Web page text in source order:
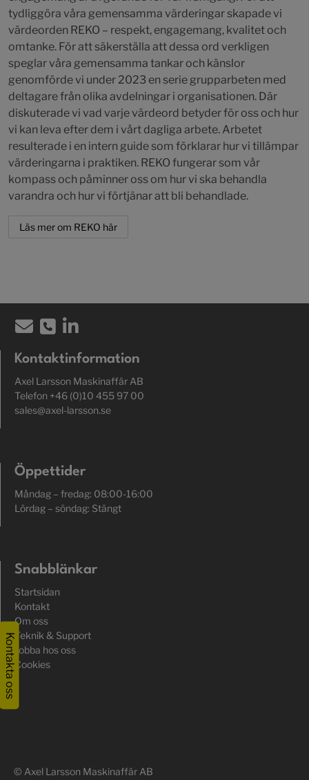
tydliggöra våra gemensamma värderingar skapade vi
värdeorden REKO – respekt, engagemang, kvalitet och
omtanke. För att säkerställa att dessa ord verkligen
speglar våra gemensamma tankar och känslor
genomförde vi under 2023 en serie grupparbeten med
deltagare från olika avdelningar i organisationen. Där
diskuterade vi vad varje värdeord betyder för oss och hur
vi kan leva efter dem i vårt dagliga arbete. Arbetet
resulterade i en intern guide som förklarar hur vi tillämpar
värderingarna i praktiken. REKO fungerar som vår
kompass och påminner oss om hur vi ska behandla
varandra och hur vi förtjänar att bli behandlade.
Läs mer om REKO här
Kontaktinformation
Axel Larsson Maskinaffär AB
Telefon +46 (0)10 455 97 00
sales@axel-larsson.se
Öppettider
Måndag – fredag: 08:00-16:00
Lördag – söndag: Stängt
Snabblänkar
Startsidan
Kontakt
Om oss
Teknik & Support
Jobba hos oss
Cookies
© Axel Larsson Maskinaffär AB
Kontakta oss